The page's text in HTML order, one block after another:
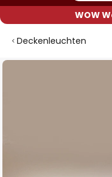
WOW
Deckenleuchten
Zum